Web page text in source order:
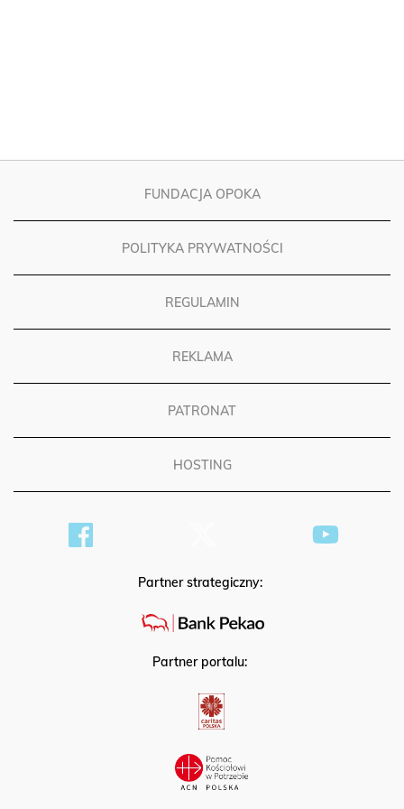
FUNDACJA OPOKA
POLITYKA PRYWATNOŚCI
REGULAMIN
REKLAMA
PATRONAT
HOSTING
Partner strategiczny:
Partner portalu: